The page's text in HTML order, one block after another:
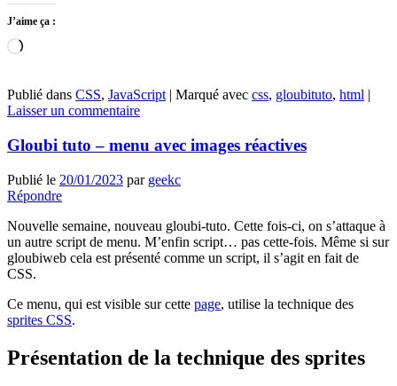
J’aime ça :
Chargement…
Publié dans CSS, JavaScript | Marqué avec css, gloubituto, html |
Laisser un commentaire
Gloubi tuto – menu avec images réactives
Publié le 20/01/2023 par geekc
Répondre
Nouvelle semaine, nouveau gloubi-tuto. Cette fois-ci, on s’attaque à
un autre script de menu. M’enfin script… pas cette-fois. Même si sur
gloubiweb cela est présenté comme un script, il s’agit en fait de
CSS.
Ce menu, qui est visible sur cette page, utilise la technique des
sprites CSS.
Présentation de la technique des sprites